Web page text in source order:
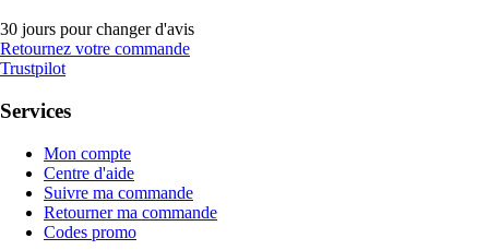
30 jours pour changer d'avis
Retournez votre commande
Trustpilot
Services
Mon compte
Centre d'aide
Suivre ma commande
Retourner ma commande
Codes promo